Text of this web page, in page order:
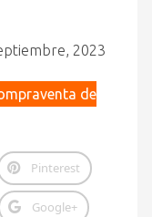
2023
de
Pinterest
Google+